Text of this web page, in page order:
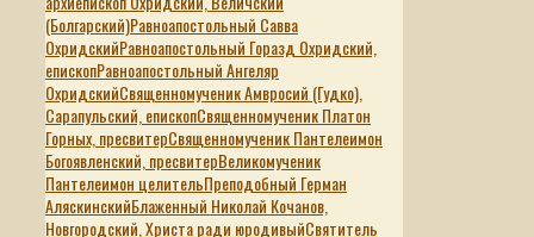
(Болгарский)Равноапостольный Савва
ОхридскийРавноапостольный Горазд Охридский,
епископРавноапостольный Ангеляр
ОхридскийСвященномученик Амвросий (Гудко),
Сарапульский, епископСвященномученик Платон
Горных, пресвитерСвященномученик Пантелеимон
Богоявленский, пресвитерВеликомученик
Пантелеимон целительПреподобный Герман
АляскинскийБлаженный Николай Кочанов,
Новгородский, Христа ради юродивыйСвятитель